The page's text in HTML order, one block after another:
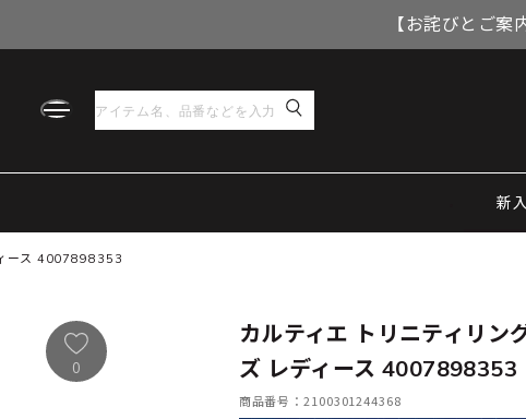
【お詫びとご
新
ース 4007898353
0
カルティエ トリニティリン
ズ レディース 4007898353
商品番号：2100301244368